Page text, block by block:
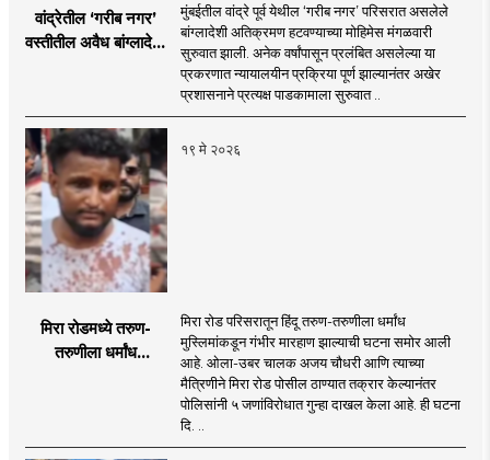
वांद्रेतील ‘गरीब नगर’
वस्तीतील अवैध बांग्लादेशी
मुंबईतील वांद्रे पूर्व येथील ‘गरीब नगर’ परिसरात असलेले
बांग्लादेशी अतिक्रमण हटवण्याच्या मोहिमेस मंगळवारी
सुरुवात झाली. अनेक वर्षांपासून प्रलंबित असलेल्या या
प्रकरणात न्यायालयीन प्रक्रिया पूर्ण झाल्यानंतर अखेर
प्रशासनाने प्रत्यक्ष पाडकामाला सुरुवात ..
१९ मे २०२६
मिरा रोडमध्ये तरुण-
तरुणीला धर्मांध
तपास सुरु
मिरा रोड परिसरातून हिंदू तरुण-तरुणीला धर्मांध
मुस्लिमांकडून गंभीर मारहाण झाल्याची घटना समोर आली
आहे. ओला-उबर चालक अजय चौधरी आणि त्याच्या
मैत्रिणीने मिरा रोड पोसील ठाण्यात तक्रार केल्यानंतर
पोलिसांनी ५ जणांविरोधात गुन्हा दाखल केला आहे. ही घटना
दि. ..